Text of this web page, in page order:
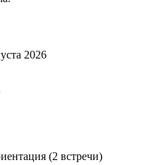
2026
(2 встречи)